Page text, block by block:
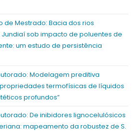
de Mestrado: Bacia dos rios
sob impacto de poluentes de
um estudo de persistência
Modelagem preditiva
termofísicas de líquidos
profundos”
De inibidores lignocelulósicos
mapeamento da robustez de S.